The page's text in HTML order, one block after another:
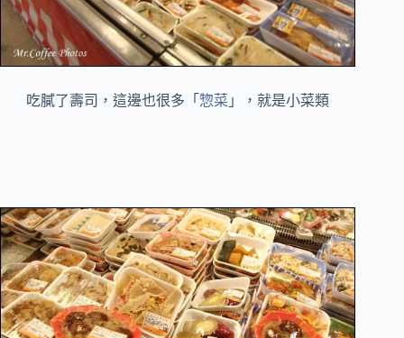
吃膩了壽司，這邊也很多「惣菜 」，就是小菜類